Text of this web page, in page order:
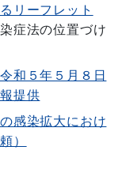
リーフレット
症法の位置づけ
和５年５月８日
提供
感染拡大におけ
）